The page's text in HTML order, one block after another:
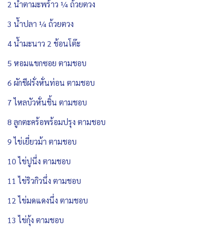
2 น้ำตามะพร้าว ¼ ถ้วยตวง
3 น้ำปลา ¼ ถ้วยตวง
4 น้ำมะนาว 2 ช้อนโต๊ะ
5 หอมแขกซอย ตามชอบ
6 ผักชีฝรั่งหั่นท่อน ตามชอบ
7 ไหลบัวหั่นชิ้น ตามชอบ
8 ลูกตะคร้อพร้อมปรุง ตามชอบ
9 ไข่เยี่ยวม้า ตามชอบ
10 ไข่ปูนึ่ง ตามชอบ
11 ไข่ริวกิวนึ่ง ตามชอบ
12 ไข่มดแดงนึ่ง ตามชอบ
13 ไข่กุ้ง ตามชอบ